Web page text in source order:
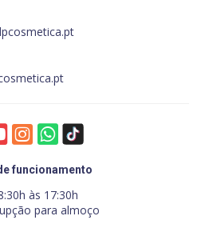
funcionamento
às 17:30h
para almoço